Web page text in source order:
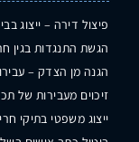
פיצול דירה – ייצוג
הגשת התנגדות בגין
הגנה מן הצדק –
זיכוים מעבירות של
ייצוג משפטי בתיקי